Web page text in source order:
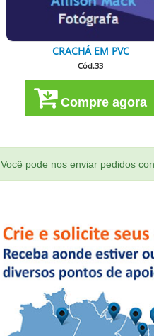
CRACHÁ EM PVC
Cód.33
Compre agora
Você pode nos enviar pedidos